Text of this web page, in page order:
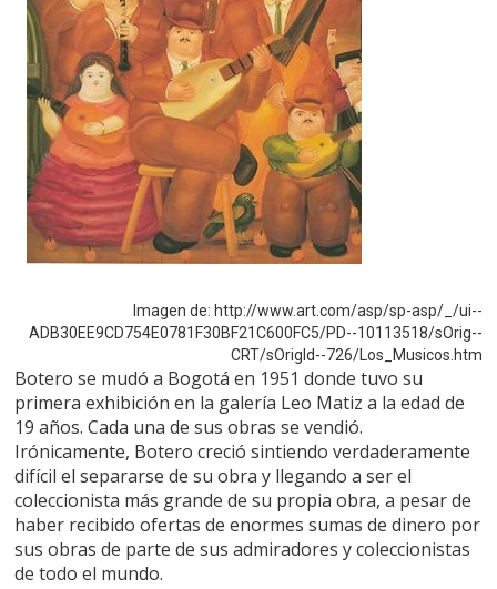
Imagen de: http://www.art.com/asp/sp-asp/_/ui--
ADB30EE9CD754E0781F30BF21C600FC5/PD--10113518/sOrig--
CRT/sOrigId--726/Los_Musicos.htm
Botero se mudó a Bogotá en 1951 donde tuvo su
primera exhibición en la galería Leo Matiz a la edad de
19 años. Cada una de sus obras se vendió.
Irónicamente, Botero creció sintiendo verdaderamente
difícil el separarse de su obra y llegando a ser el
coleccionista más grande de su propia obra, a pesar de
haber recibido ofertas de enormes sumas de dinero por
sus obras de parte de sus admiradores y coleccionistas
de todo el mundo.